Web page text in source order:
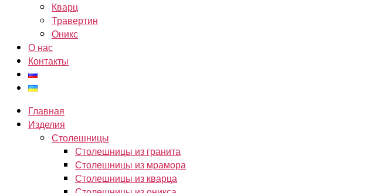
Кварц
Травертин
Оникс
О нас
Контакты
Главная
Изделия
Столешницы
Столешницы из гранита
Столешницы из мрамора
Столешницы из кварца